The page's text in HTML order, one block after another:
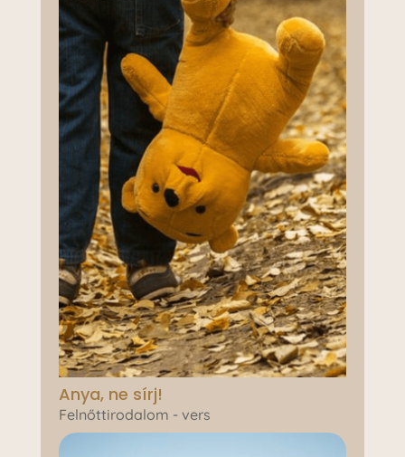
Anya, ne sírj!
Felnőttirodalom - vers